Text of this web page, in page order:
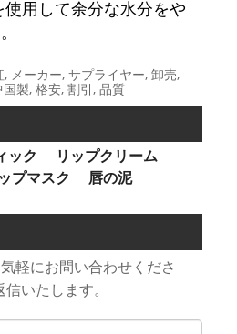
用して余分な水分をや
メーカー, サプライヤー, 卸売,
製, 格安, 割引, 品質
ック
リップクリーム
プマスク
唇の泥
軽にお問い合わせくださ
いたします。